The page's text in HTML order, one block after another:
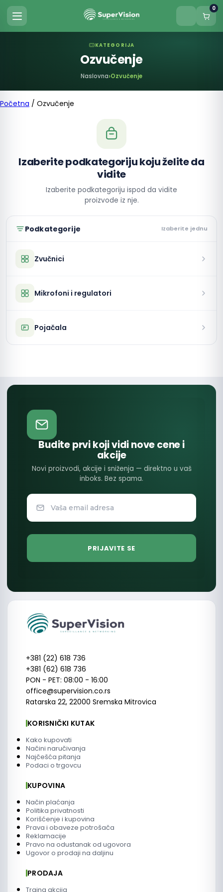
0
KATEGORIJA
Ozvučenje
Naslovna Ozvučenje
Početna / Ozvučenje
Izaberite podkategoriju koju želite da
vidite
Izaberite podkategoriju ispod da vidite
proizvode iz nje.
Podkategorije Izaberite jednu
Zvučnici
Mikrofoni i regulatori
Pojačala
Budite prvi koji vidi nove cene i
akcije
Novi proizvodi, akcije i sniženja — direktno u vaš
inboks. Bez spama.
+381 (22) 618 736
+381 (62) 618 736
PON - PET: 08:00 - 16:00
office@supervision.co.rs
Ratarska 22, 22000 Sremska Mitrovica
KORISNIČKI KUTAK
Kako kupovati
Načini naručivanja
Najčešća pitanja
Podaci o trgovcu
KUPOVINA
Način plaćanja
Politika privatnosti
Korišćenje i kupovina
Prava i obaveze potrošača
Reklamacije
Pravo na odustanak od ugovora
Ugovor o prodaji na daljinu
PRODAJA
Trajna akcija